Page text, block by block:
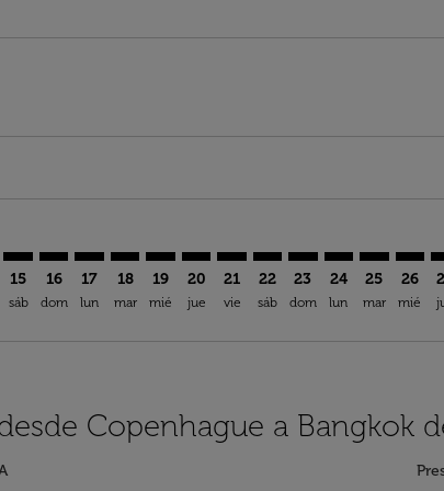
15
sáb
16
dom
17
lun
18
mar
CPH–BKK: cmp-view-offers-
19
mié
CPH–BKK: cmp-view-offers-
20
jue
CPH–BKK: cmp-view-
21
vie
CPH–BKK: cmp-view-
22
sáb
CPH–BKK: cmp-
23
dom
CPH–BKK:
24
lun
25
mar
26
mié
Copenhague a Bangkok